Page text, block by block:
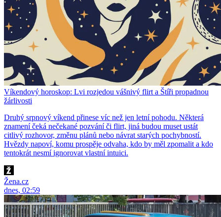
Víkendový horoskop: Lvi rozjedou vášnivý flirt a Štíři propadnou
žárlivosti
Druhý srpnový víkend přinese víc než jen letní pohodu. Některá
znamení čeká nečekané pozvání či flirt, jiná budou muset ustát
citlivý rozhovor, změnu plánů nebo návrat starých pochybností.
Hvězdy napoví, komu prospěje odvaha, kdo by měl zpomalit a kdo
tentokrát nesmí ignorovat vlastní intuici.
Žena.cz
dnes, 02:59